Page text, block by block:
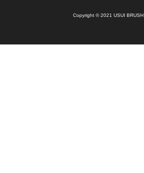
Copyright © 2021 USUI BRUSH